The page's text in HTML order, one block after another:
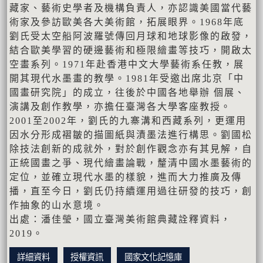
藏家、藝術史學者及機構負責人，亦認識美國當代藝
術家及參訪歐美各大美術館，拓展眼界。1968年底
劉氏受太空船阿波羅號傳回月球和地球影像的啟發，
結合歐美學習的硬邊藝術和極限繪畫等技巧，開啟太
空畫系列。1971年赴香港中文大學藝術系任教，展
開其現代水墨畫的教學。1981年受邀出席北京「中
國畫研究院」的成立，往後於中國各地舉辦 個展、
演講及創作教學，亦擔任臺灣各大學客座教授。
2001至2002年，劉氏的九寨溝和西藏系列，更運用
因水分形成褶皺的描圖紙與漬墨法進行構思。劉國松
除技法創新的成就外，對於創作觀念亦有其見解，自
正統國畫之爭、現代繪畫論戰，釐清中國水墨藝術的
定位，並確立現代水墨的樣貌，進而大力推廣及傳
播，直至今日，劉氏仍持續運用過往研發的技巧，創
作抽象的山水意境。
出處：潘佳瑩，國立臺灣美術館典藏詮釋資料，
2019。
詳細資料 授權資訊 國家文化記憶庫